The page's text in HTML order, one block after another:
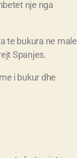
nje nga
te bukura ne male
Spanjes.
i bukur dhe